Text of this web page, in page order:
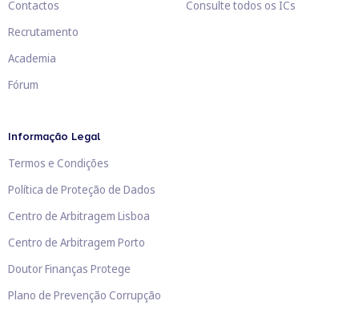
Contactos
Recrutamento
Academia
Fórum
Consulte todos os ICs
Informação Legal
Termos e Condições
Política de Proteção de Dados
Centro de Arbitragem Lisboa
Centro de Arbitragem Porto
Doutor Finanças Protege
Plano de Prevenção Corrupção